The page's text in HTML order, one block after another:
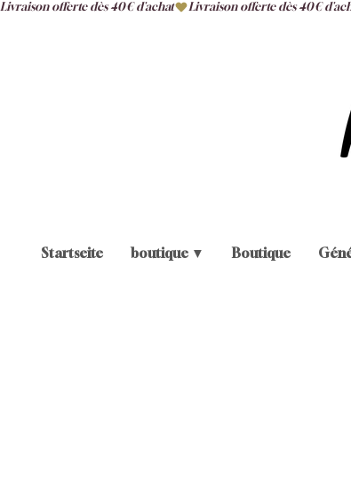
Livraison offerte dès 40€ d'achat
Startseite boutique ▼ Boutique